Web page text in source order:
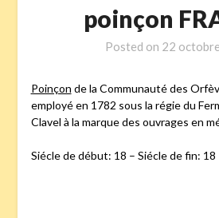
poinçon
Posted on 22
Poinçon de la Communauté des
employé en 1782 sous la régie du
Clavel à la marque des ouvrages en
Siécle de début: 18 – Siécle de fin: 18